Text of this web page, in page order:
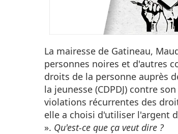
La mairesse de Gatineau,
personnes noires et d'autres
droits de la personne auprès
la jeunesse (CDPDJ) contre
violations récurrentes des
elle a choisi d'utiliser l'argent
». Qu'est-ce que ça veut dire ?